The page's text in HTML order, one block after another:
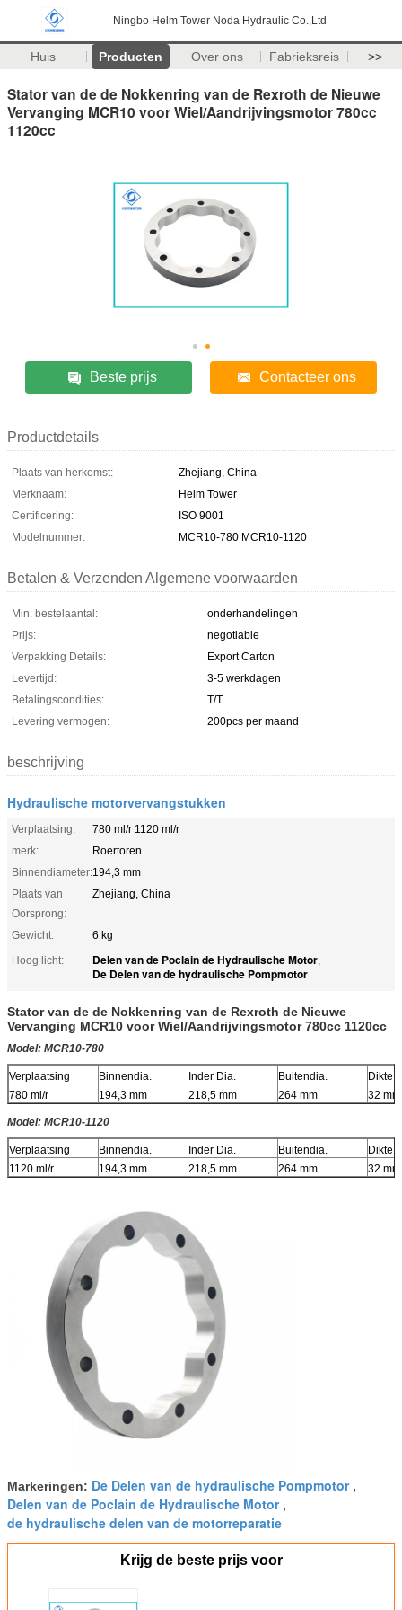
Ningbo Helm Tower Noda Hydraulic Co.,Ltd
Huis Producten Over ons Fabrieksreis >>
Stator van de de Nokkenring van de Rexroth de Nieuwe
Vervanging MCR10 voor Wiel/Aandrijvingsmotor 780cc
1120cc
Beste prijs Contacteer ons
Productdetails
Plaats van herkomst:
Zhejiang, China
Merknaam:
Helm Tower
Certificering:
ISO 9001
Modelnummer:
MCR10-780 MCR10-1120
Betalen & Verzenden Algemene voorwaarden
Min. bestelaantal:
onderhandelingen
Prijs:
negotiable
Verpakking Details:
Export Carton
Levertijd:
3-5 werkdagen
Betalingscondities:
T/T
Levering vermogen:
200pcs per maand
beschrijving
Hydraulische motorvervangstukken
Verplaatsing:
780 ml/r 1120 ml/r
merk:
Roertoren
Binnendiameter:194,3 mm
Plaats van
Oorsprong:
Zhejiang, China
Gewicht:
6 kg
Hoog licht:
Delen van de Poclain de Hydraulische Motor,
De Delen van de hydraulische Pompmotor
Stator van de de Nokkenring van de Rexroth de Nieuwe
Vervanging MCR10 voor Wiel/Aandrijvingsmotor 780cc 1120cc
Model: MCR10-780
Verplaatsing Binnendia. Inder Dia. Buitendia.
Dikte
780 ml/r
194,3 mm 218,5 mm 264 mm 32 mm
Model: MCR10-1120
Verplaatsing Binnendia. Inder Dia. Buitendia.
Dikte
1120 ml/r
194,3 mm 218,5 mm 264 mm 32 mm
Markeringen: De Delen van de hydraulische Pompmotor,
Delen van de Poclain de Hydraulische Motor,
de hydraulische delen van de motorreparatie
Krijg de beste prijs voor